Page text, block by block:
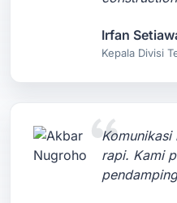
Irfan
Kepala Divisi
Komunikasi
rapi. Kami